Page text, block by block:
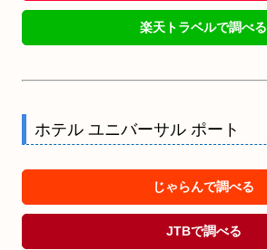
楽天トラベルで調べる
ホテル ユニバーサル ポート
じゃらんで調べる
JTBで調べる